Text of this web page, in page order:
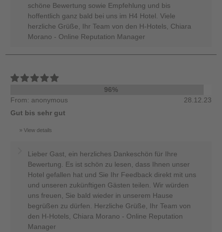
schöne Bewertung sowie Empfehlung und bis
hoffentlich ganz bald bei uns im H4 Hotel. Viele
herzliche Grüße, Ihr Team von den H-Hotels, Chiara
Morano - Online Reputation Manager
96%
From: anonymous
28.12.23
Gut bis sehr gut
View details
Lieber Gast, ein herzliches Dankeschön für Ihre
Bewertung. Es ist schön zu lesen, dass Ihnen unser
Hotel gefallen hat und Sie Ihr Feedback direkt mit uns
und unseren zukünftigen Gästen teilen. Wir würden
uns freuen, Sie bald wieder in unserem Hause
begrüßen zu dürfen. Herzliche Grüße, Ihr Team von
den H-Hotels, Chiara Morano - Online Reputation
Manager